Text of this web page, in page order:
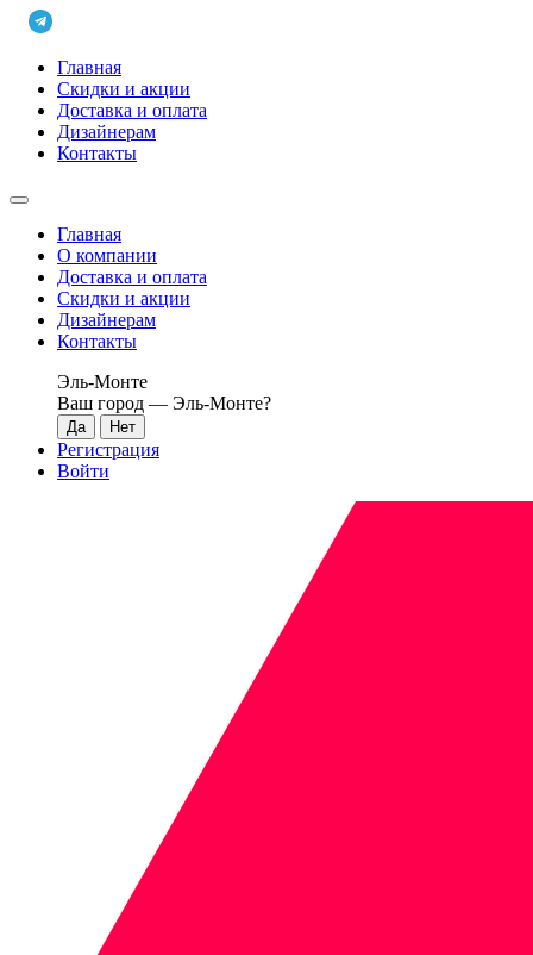
Главная
Скидки и акции
Доставка и оплата
Дизайнерам
Контакты
Главная
О компании
Доставка и оплата
Скидки и акции
Дизайнерам
Контакты
Эль-Монте
Ваш город — Эль-Монте?
Регистрация
Войти